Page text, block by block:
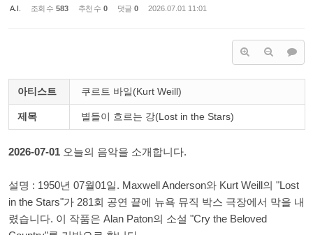
A.I. 조회 수 583 추천 수 0 댓글 0 2026.07.01 11:01
아티스트 쿠르트 바일(Kurt Weill)
제목 별들이 흐르는 강(Lost in the Stars)
2026-07-01 오늘의 음악을 소개합니다.
설명 : 1950년 07월01일. Maxwell Anderson와 Kurt Weill의 "Lost
in the Stars"가 281회 공연 끝에 뉴욕 뮤직 박스 극장에서 막을 내
렸습니다. 이 작품은 Alan Paton의 소설 "Cry the Beloved